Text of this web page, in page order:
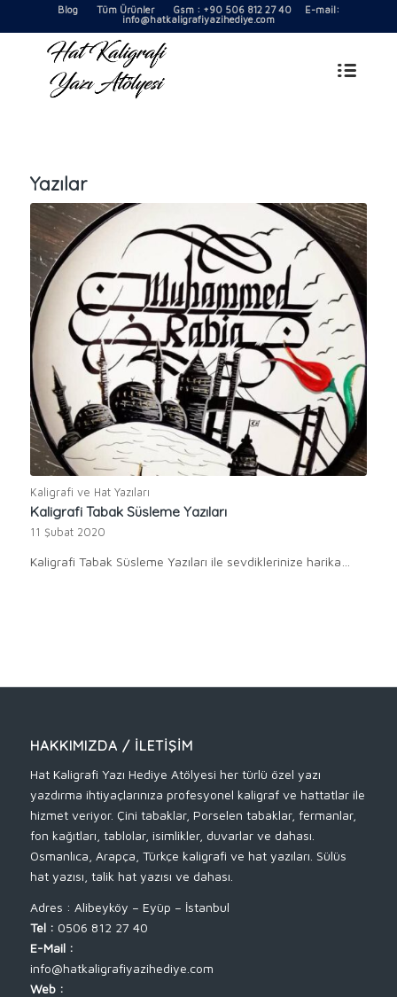
Blog Tüm ÜrünlerGsm : +90 506 812 27 40 E-mail:
info@hatkaligrafiyazihediye.com
Yazılar
Kaligrafi ve Hat Yazıları
Kaligrafi Tabak Süsleme Yazıları
11 Şubat 2020
Kaligrafi Tabak Süsleme Yazıları ile sevdiklerinize harika…
HAKKIMIZDA / İLETIŞIM
Hat Kaligrafi Yazı Hediye Atölyesi her türlü özel yazı
yazdırma ihtiyaçlarınıza profesyonel kaligraf ve hattatlar ile
hizmet veriyor. Çini tabaklar, Porselen tabaklar, fermanlar,
fon kağıtları, tablolar, isimlikler, duvarlar ve dahası.
Osmanlıca, Arapça, Türkçe kaligrafi ve hat yazıları. Sülüs
hat yazısı, talik hat yazısı ve dahası.
Adres : Alibeyköy – Eyüp – İstanbul
Tel : 0506 812 27 40
E-Mail :
info@hatkaligrafiyazihediye.com
Web :